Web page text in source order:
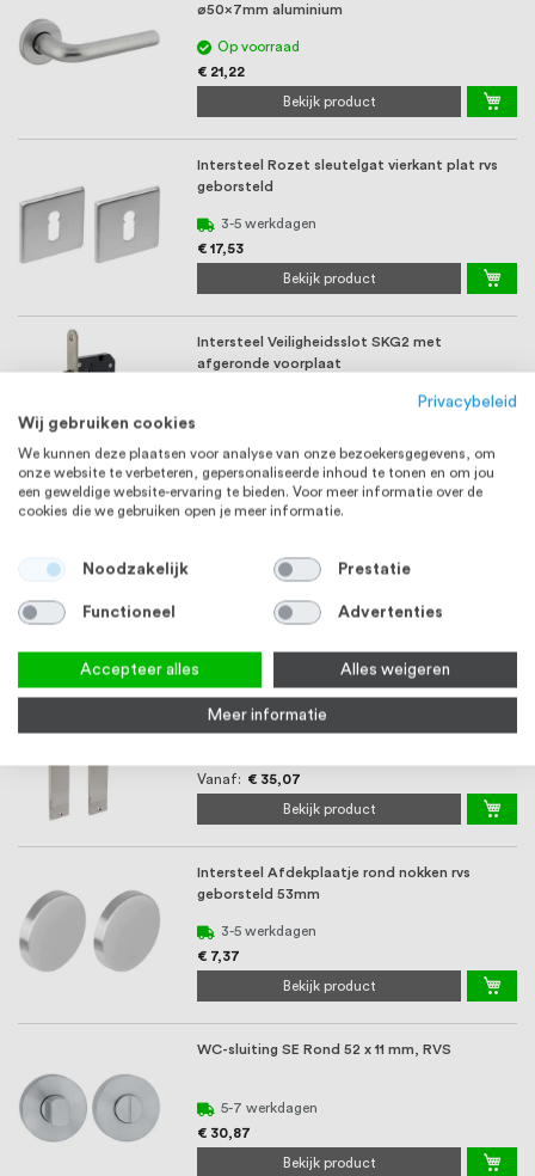
ø50x7mm aluminium
Op voorraad
€ 21,22
Bekijk product
Intersteel Rozet sleutelgat vierkant plat rvs
geborsteld
3-5 werkdagen
€ 17,53
Bekijk product
Intersteel Veiligheidsslot SKG2 met
afgeronde voorplaat
Bekijk product
Intersteel Veiligheidsbeslag SKG3 met
€ 184,61
Intersteel Deurkruk Ton Basic met schild nikkel
Vanaf € 35,07
Bekijk product
Intersteel Afdekplaatje rond nokken rvs
geborsteld 53mm
3-5 werkdagen
€ 7,37
Bekijk product
WC-sluiting SE Rond 52 x 11 mm, RVS
5-7 werkdagen
€ 30,87
Bekijk product
Privacybeleid
Wij gebruiken cookies
We kunnen deze plaatsen voor analyse van onze bezoekersgegevens, om
onze website te verbeteren, gepersonaliseerde inhoud te tonen en om jou
een geweldige website-ervaring te bieden. Voor meer informatie over de
cookies die we gebruiken open je meer informatie.
Noodzakelijk Prestatie
Functioneel Advertenties
Accepteer alles Alles weigeren
Meer informatie